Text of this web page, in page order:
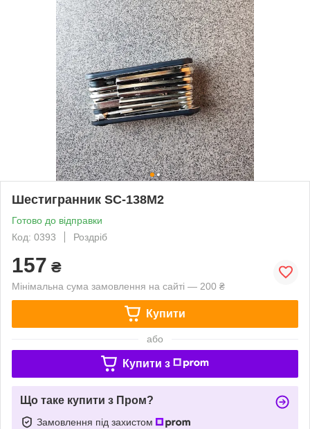
Шестигранник SC-138M2
Готово до відправки
Код: 0393
Роздріб
157 ₴
Мінімальна сума замовлення на сайті — 200 ₴
Купити
або
Купити з
Що таке купити з Пром?
Замовлення під захистом